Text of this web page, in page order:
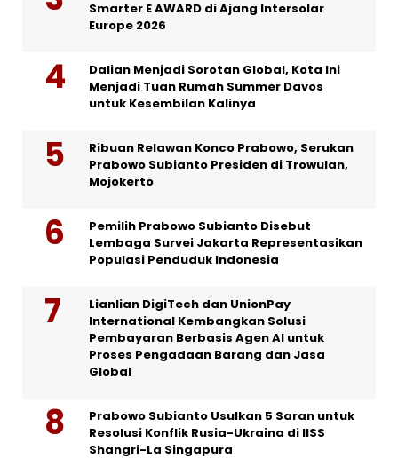
Smarter E AWARD di Ajang Intersolar
Europe 2026
Dalian Menjadi Sorotan Global, Kota Ini
Menjadi Tuan Rumah Summer Davos
untuk Kesembilan Kalinya
Ribuan Relawan Konco Prabowo, Serukan
Prabowo Subianto Presiden di Trowulan,
Mojokerto
Pemilih Prabowo Subianto Disebut
Lembaga Survei Jakarta Representasikan
Populasi Penduduk Indonesia
Lianlian DigiTech dan UnionPay
International Kembangkan Solusi
Pembayaran Berbasis Agen AI untuk
Proses Pengadaan Barang dan Jasa
Global
Prabowo Subianto Usulkan 5 Saran untuk
Resolusi Konflik Rusia-Ukraina di IISS
Shangri-La Singapura